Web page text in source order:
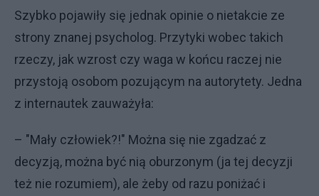
Szybko pojawiły się jednak opinie o nietakcie ze
strony znanej psycholog. Przytyki wobec takich
rzeczy, jak wzrost czy waga w końcu raczej nie
przystoją osobom pozującym na autorytety. Jedna
z internautek zauważyła:
– "Mały człowiek?!" Można się nie zgadzać z
decyzją, można być nią oburzonym (ja tej decyzji
też nie rozumiem), ale żeby od razu poniżać i